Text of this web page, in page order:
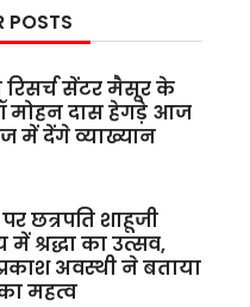
POSTS
सेंटर मैसूर के
मोहन दास हेगड़े आज
में देंगे व्याख्यान
छत्रपति शाहूजी
में श्रद्धा का उत्सव,
अवस्थी ने बताया
महत्व